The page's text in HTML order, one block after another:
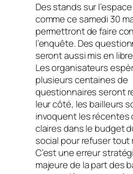
Des stands sur
comme ce samedi 30
permettront de faire
l’enquête. Des
seront aussi mis en
Les organisateurs
plusieurs centaines de
questionnaires seront
leur côté, les bailleurs
invoquent les récentes
claires dans le budget
social pour refuser tout
C’est une erreur
majeure de la part des